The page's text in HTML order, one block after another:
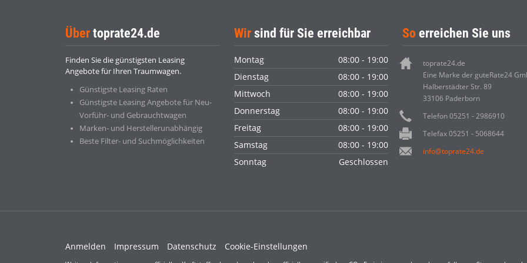
Über toprate24.de
Finden Sie die günstigsten Leasing
Angebote für Ihren Traumwagen.
Günstigste Leasing Raten
Günstigste Leasing Angebote für Neu-
Vorführ- und Gebrauchtwagen
Marken- und Herstellerunabhängig
Beste Filter- und Suchmöglichkeiten
Wirsind für Sie erreichbar
Montag
08:00 - 19:00
Dienstag
08:00 - 19:00
Mittwoch
08:00 - 19:00
Donnerstag
08:00 - 19:00
Freitag
08:00 - 19:00
Samstag
08:00 - 19:00
Sonntag
Geschlossen
So erreichen Sie uns
toprate24.de
Eine Marke der guteRate24
Halberstädter Str. 89
33106 Paderborn
Telefon 05251 - 2986910
Telefax 05251 - 5068644
info@toprate24.de
Anmelden Impressum Datenschutz Cookie-Einstellungen